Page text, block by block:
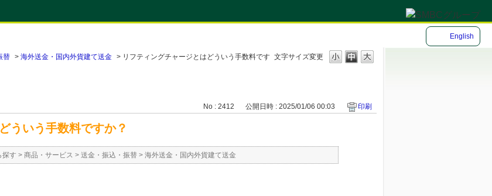
English
文字サイズ変更
替 > 海外送金・国内外貨建て送金 > リフティングチャージとはどういう手数料です
No : 2412 公開日時 : 2025/01/06 00:03 印刷
ういう手数料ですか？
探す > 商品・サービス > 送金・振込・振替 > 海外送金・国内外貨建て送金